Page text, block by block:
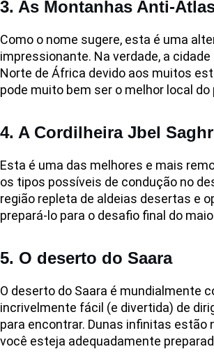
3. As Montanhas Anti-
Como o nome sugere, esta é uma
impressionante. Na verdade, a cidade
Norte de África devido aos muitos
pode muito bem ser o melhor local
4. A Cordilheira Jbel
Esta é uma das melhores e mais
os tipos possíveis de condução no
região repleta de aldeias desertas e
prepará-lo para o desafio final do
5. O deserto do Saara
O deserto do Saara é mundialmente
incrivelmente fácil (e divertida) de
para encontrar. Dunas infinitas estão
você esteja adequadamente